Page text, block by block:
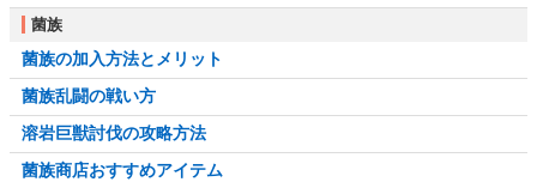
菌族
菌族の加入方法とメリット
菌族乱闘の戦い方
溶岩巨獣討伐の攻略方法
菌族商店おすすめアイテム